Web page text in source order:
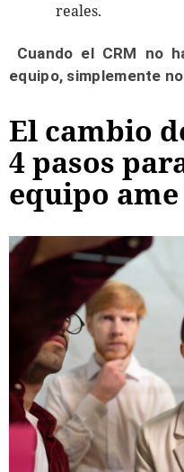
reales.
Cuando el CRM no
equipo, simplemente
El cambio
4 pasos
equipo ame